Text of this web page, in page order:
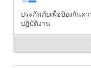
ประกันภัยเพื่อป้องกันค
ปฏิบัติงาน